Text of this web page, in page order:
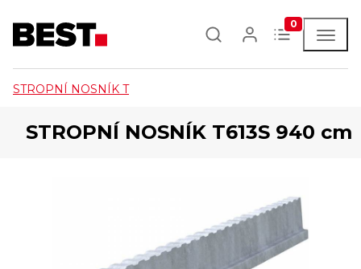
0
STROPNÍ NOSNÍK T
STROPNÍ NOSNÍK T613S 940 cm